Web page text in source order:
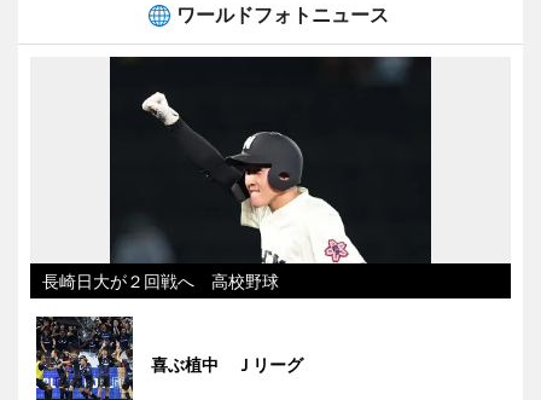
ワールドフォトニュース
長崎日大が２回戦へ 高校野球
喜ぶ植中 Ｊリーグ